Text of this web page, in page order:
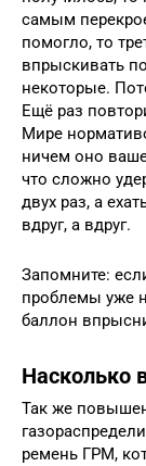
самым
помогло, то
впрыскивать
некоторые.
Ещё раз
Мире
ничем оно
что сложно
двух раз, а
вдруг, а вдруг.
Запомните:
проблемы уже
баллон
Насколько
Так же
ремень ГРМ,